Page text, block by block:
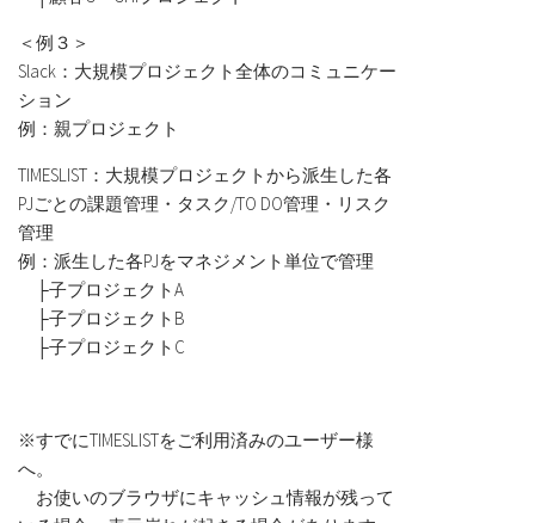
＜例３＞
Slack：大規模プロジェクト全体のコミュニケー
ション
例：親プロジェクト
TIMESLIST：大規模プロジェクトから派生した各
PJごとの課題管理・タスク/TO DO管理・リスク
管理
例：派生した各PJをマネジメント単位で管理
├子プロジェクトA
├子プロジェクトB
├子プロジェクトC
※すでにTIMESLISTをご利用済みのユーザー様
へ。
お使いのブラウザにキャッシュ情報が残って